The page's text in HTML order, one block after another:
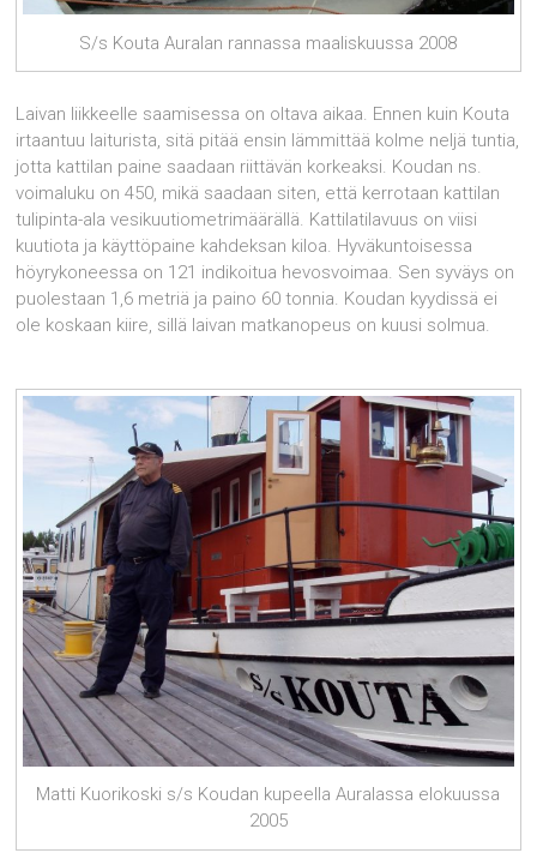
S/s Kouta Auralan rannassa maaliskuussa 2008
Laivan liikkeelle saamisessa on oltava aikaa. Ennen kuin Kouta
irtaantuu laiturista, sitä pitää ensin lämmittää kolme neljä tuntia,
jotta kattilan paine saadaan riittävän korkeaksi. Koudan ns.
voimaluku on 450, mikä saadaan siten, että kerrotaan kattilan
tulipinta-ala vesikuutiometrimäärällä. Kattilatilavuus on viisi
kuutiota ja käyttöpaine kahdeksan kiloa. Hyväkuntoisessa
höyrykoneessa on 121 indikoitua hevosvoimaa. Sen syväys on
puolestaan 1,6 metriä ja paino 60 tonnia. Koudan kyydissä ei
ole koskaan kiire, sillä laivan matkanopeus on kuusi solmua.
Matti Kuorikoski s/s Koudan kupeella Auralassa elokuussa
2005